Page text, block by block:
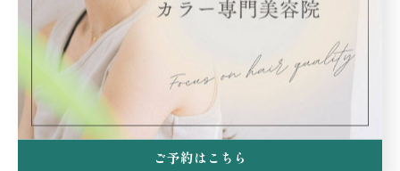
炭酸泉による頭皮洗浄や、頭皮の保湿スプレー、オイル
マッサージなどが代表的です。
これらのケアは、頭皮の血行促進やターンオーバーの正
常化にも効果的です。頭皮の血流が良くなることで、髪
の成長に必要な栄養がしっかり届きやすくなり、髪のハ
リやツヤが増します。トラブル予防の観点からも、定期
ご予約はこちら